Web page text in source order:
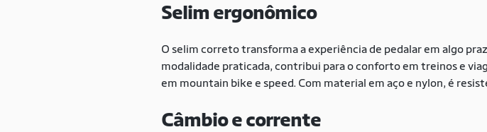
Selim ergonômico
O selim correto transforma a experiência de pedalar em algo
modalidade praticada, contribui para o conforto em treinos e
em mountain bike e speed. Com material em aço e nylon, é
Câmbio e corrente